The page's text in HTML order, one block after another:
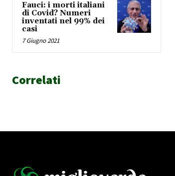
Fauci: i morti italiani
di Covid? Numeri
inventati nel 99% dei
casi
7 Giugno 2021
Correlati